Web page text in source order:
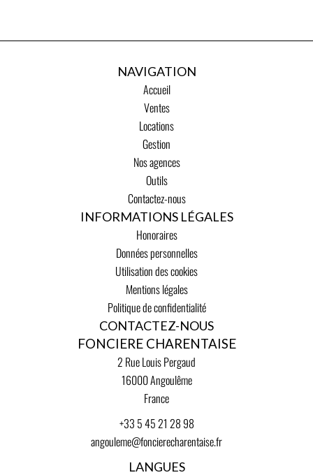
NAVIGATION
Accueil
Ventes
Locations
Gestion
Nos agences
Outils
Contactez-nous
INFORMATIONS LÉGALES
Honoraires
Données personnelles
Utilisation des cookies
Mentions légales
Politique de confidentialité
CONTACTEZ-NOUS
FONCIERE CHARENTAISE
2 Rue Louis Pergaud
16000Angoulême
France
+33 5 45 21 28 98
angouleme@foncierecharentaise.fr
LANGUES